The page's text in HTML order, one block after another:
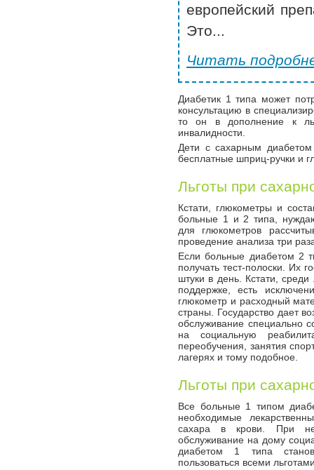
европейский
Это...
Читать
Диабетик 1 типа может
консультацию в
то он в дополнение к
инвалидности.
Дети с сахарным
бесплатные шприц-ручки и
Льготы при
Кстати, глюкометры и
больные 1 и 2 типа,
для глюкометров
проведение анализа три
Если больные диабетом 2
получать тест-полоски. Их
штуки в день. Кстати,
поддержке, есть
глюкометр и расходный
страны. Государство дает
обслуживание специально
на социальную
переобучения, занятия
лагерях и тому подобное.
Льготы при
Все больные 1 типом
необходимые
сахара в крови. При
обслуживание на дому
диабетом 1 типа
пользоваться всеми